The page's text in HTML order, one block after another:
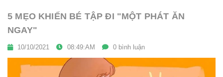
5 MẸO KHIẾN BÉ TẬP ĐI "MỘT PHÁT ĂN
NGAY"
10/10/2021 08:49:AM 0 bình luận